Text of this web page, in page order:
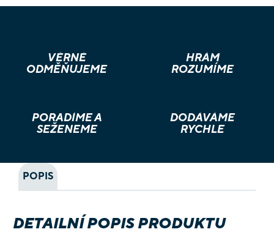
VĚRNÉ
ODMĚŇUJEME
HRÁM
ROZUMÍME
PORADÍME A
SEŽENEME
DODÁVÁME
RYCHLE
POPIS
DETAILNÍ POPIS PRODUKTU